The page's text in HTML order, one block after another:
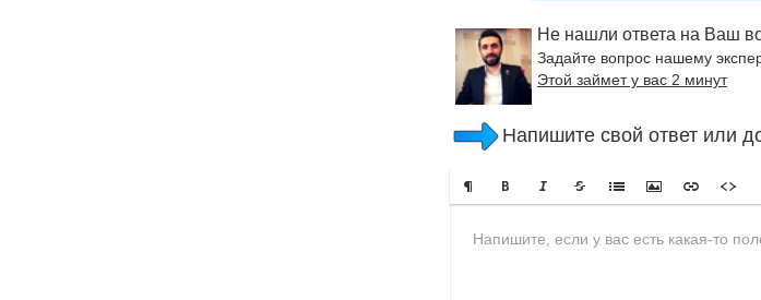
Не нашли ответа на Ваш
Задайте вопрос нашему
Этой займет у вас 2 минут
Напишите свой ответ или